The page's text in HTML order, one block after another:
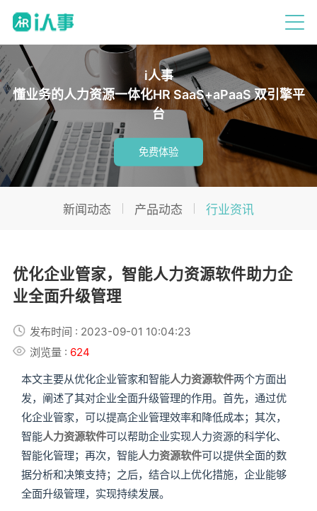
i人事
懂业务的人力资源一体化HR SaaS+aPaaS 双引擎平
台
免费体验
新闻动态 产品动态 行业资讯
优化企业管家，智能人力资源软件助力企
业全面升级管理
发布时间 : 2023-09-01 10:04:23
浏览量 : 624
本文主要从优化企业管家和智能人力资源软件两个方面出
发，阐述了其对企业全面升级管理的作用。首先，通过优
化企业管家，可以提高企业管理效率和降低成本；其次，
智能人力资源软件可以帮助企业实现人力资源的科学化、
智能化管理；再次，智能人力资源软件可以提供全面的数
据分析和决策支持；之后，结合以上优化措施，企业能够
全面升级管理，实现持续发展。